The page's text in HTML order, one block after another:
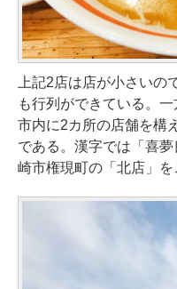
上記2店は店が小さいの
も行列ができている。
市内に2カ所の店舗を構
である。漢字では「喜
崎市権現町の「北店」を